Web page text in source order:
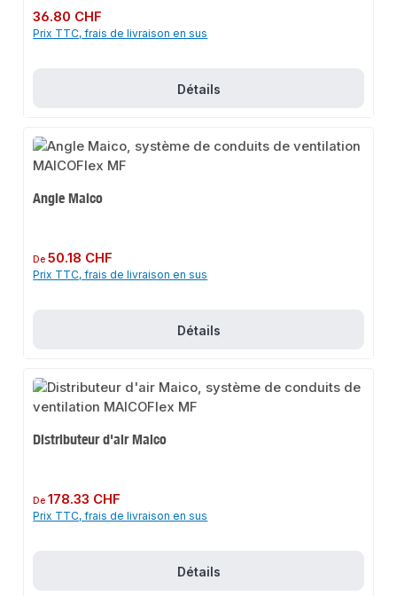
Prix régulier :
36.80 CHF
Prix TTC, frais de livraison en sus
Détails
Angle Maico
Prix régulier :
De50.18 CHF
Prix TTC, frais de livraison en sus
Détails
Distributeur d'air Maico
Prix régulier :
De178.33 CHF
Prix TTC, frais de livraison en sus
Détails